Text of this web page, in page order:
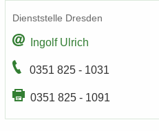
Dienst­stel­le Dres­den
In­golf Ul­rich
0351 825 - 1031
0351 825 - 1091